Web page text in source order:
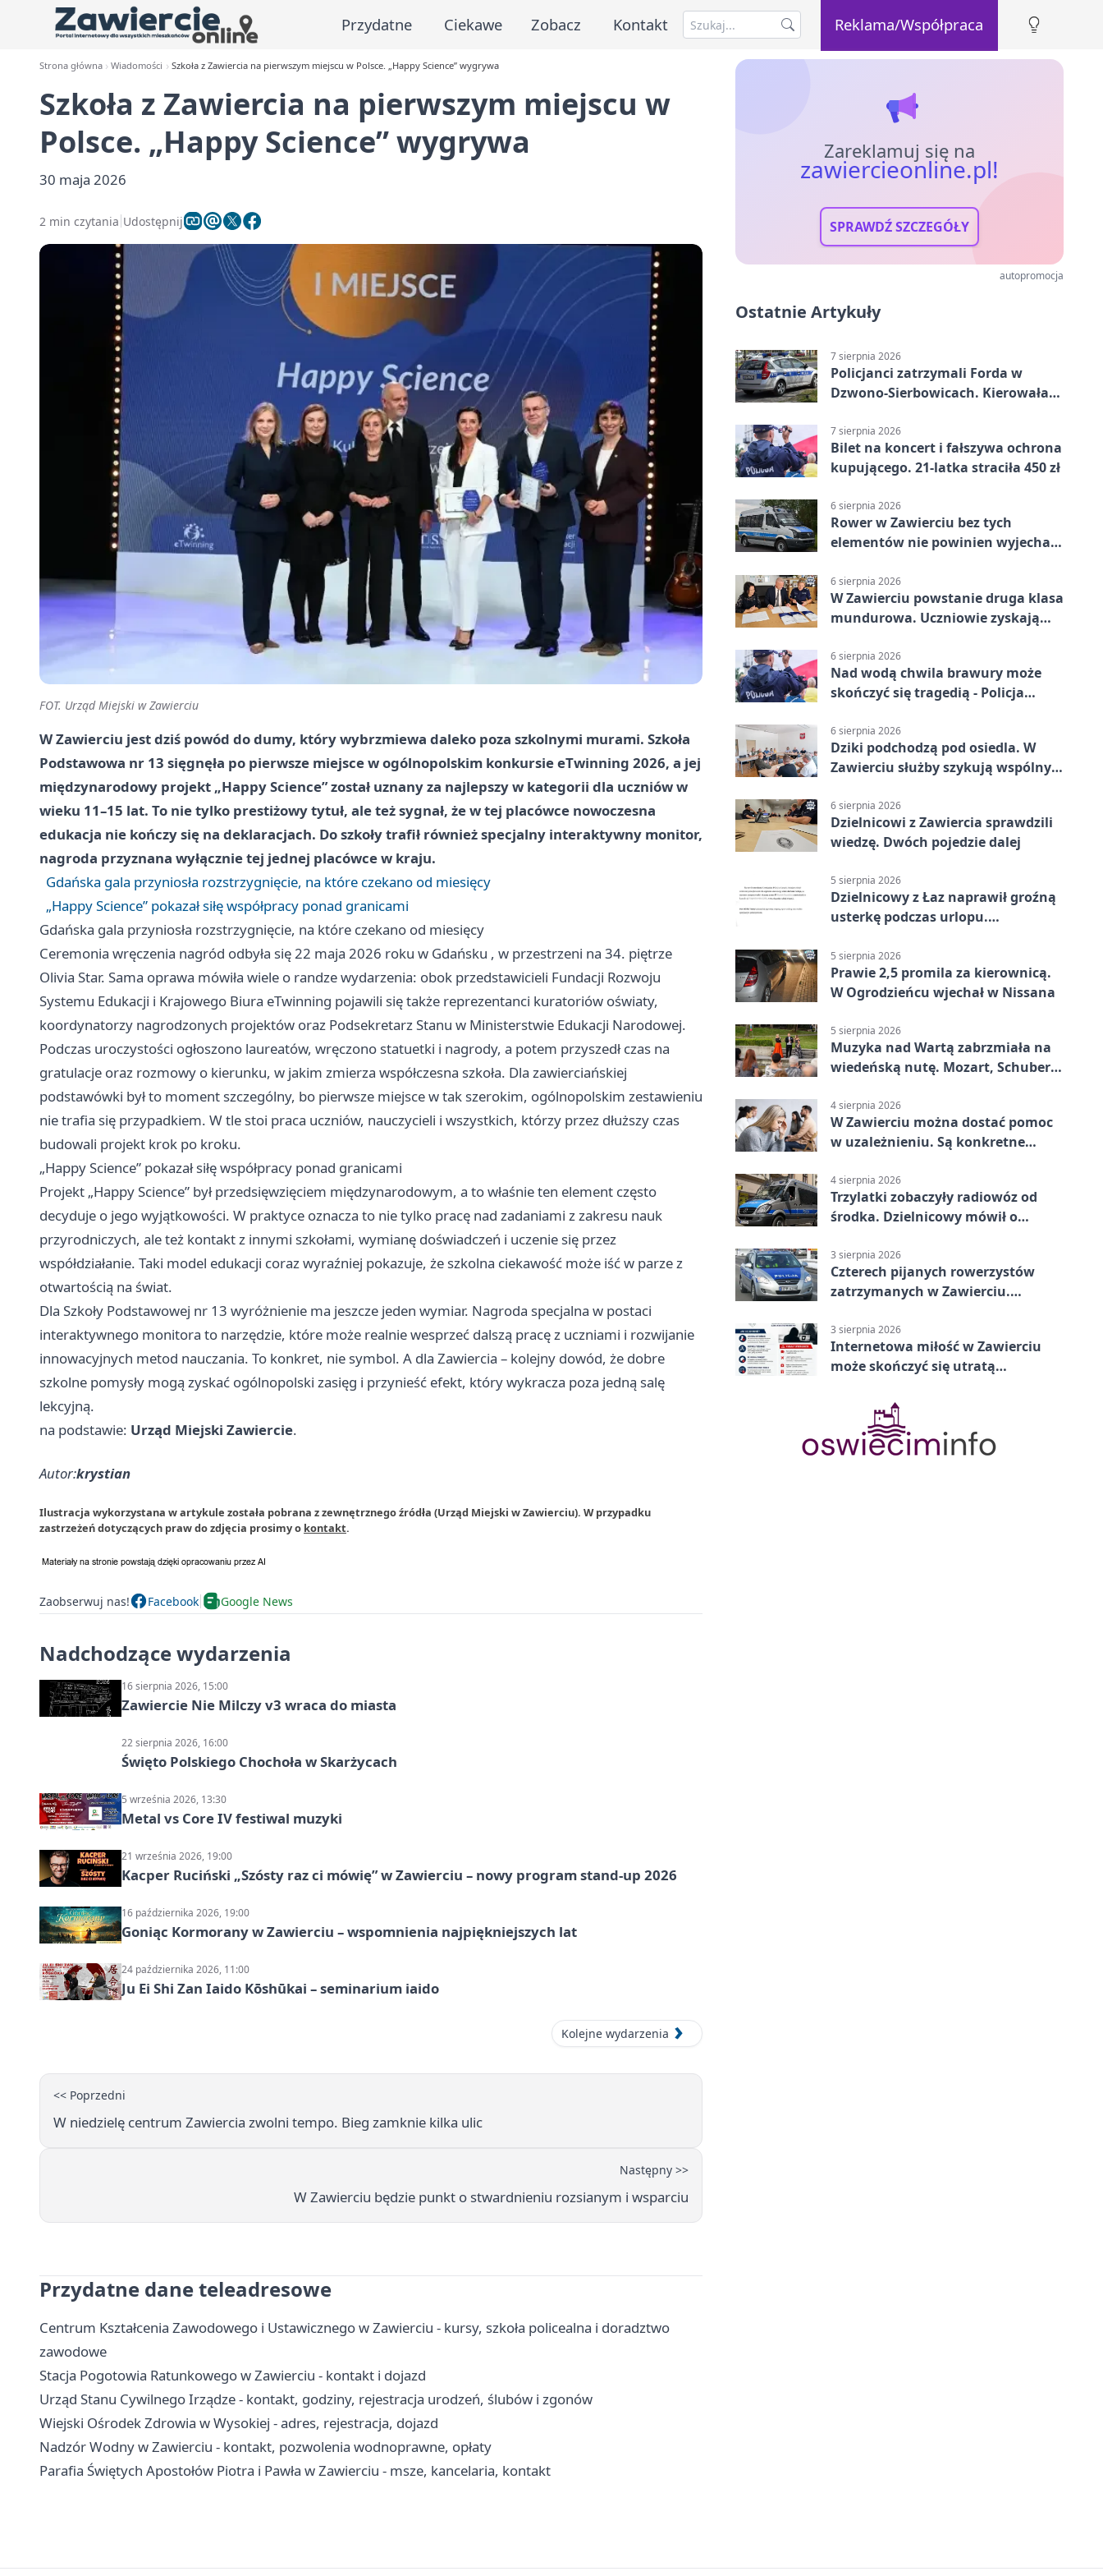
Przydatne Ciekawe Zobacz Kontakt Reklama/Współpraca
Strona główna Wiadomości Szkoła z Zawiercia na pierwszym miejscu w Polsce. „Happy Science” wygrywa
Szkoła z Zawiercia na pierwszym miejscu w
Polsce. „Happy Science” wygrywa
30 maja 2026
2 min czytania Udostępnij
FOT. Urząd Miejski w Zawierciu
W Zawierciu jest dziś powód do dumy, który wybrzmiewa daleko poza szkolnymi murami. Szkoła
Podstawowa nr 13 sięgnęła po pierwsze miejsce w ogólnopolskim konkursie eTwinning 2026, a jej
międzynarodowy projekt „Happy Science” został uznany za najlepszy w kategorii dla uczniów w
wieku 11–15 lat. To nie tylko prestiżowy tytuł, ale też sygnał, że w tej placówce nowoczesna
edukacja nie kończy się na deklaracjach. Do szkoły trafił również specjalny interaktywny monitor,
nagroda przyznana wyłącznie tej jednej placówce w kraju.
Gdańska gala przyniosła rozstrzygnięcie, na które czekano od miesięcy
„Happy Science” pokazał siłę współpracy ponad granicami
Gdańska gala przyniosła rozstrzygnięcie, na które czekano od miesięcy
Ceremonia wręczenia nagród odbyła się 22 maja 2026 roku w Gdańsku , w przestrzeni na 34. piętrze
Olivia Star. Sama oprawa mówiła wiele o randze wydarzenia: obok przedstawicieli Fundacji Rozwoju
Systemu Edukacji i Krajowego Biura eTwinning pojawili się także reprezentanci kuratoriów oświaty,
koordynatorzy nagrodzonych projektów oraz Podsekretarz Stanu w Ministerstwie Edukacji Narodowej.
Podczas uroczystości ogłoszono laureatów, wręczono statuetki i nagrody, a potem przyszedł czas na
gratulacje oraz rozmowy o kierunku, w jakim zmierza współczesna szkoła. Dla zawierciańskiej
podstawówki był to moment szczególny, bo pierwsze miejsce w tak szerokim, ogólnopolskim zestawieniu
nie trafia się przypadkiem. W tle stoi praca uczniów, nauczycieli i wszystkich, którzy przez dłuższy czas
budowali projekt krok po kroku.
„Happy Science” pokazał siłę współpracy ponad granicami
Projekt „Happy Science” był przedsięwzięciem międzynarodowym, a to właśnie ten element często
decyduje o jego wyjątkowości. W praktyce oznacza to nie tylko pracę nad zadaniami z zakresu nauk
przyrodniczych, ale też kontakt z innymi szkołami, wymianę doświadczeń i uczenie się przez
współdziałanie. Taki model edukacji coraz wyraźniej pokazuje, że szkolna ciekawość może iść w parze z
otwartością na świat.
Dla Szkoły Podstawowej nr 13 wyróżnienie ma jeszcze jeden wymiar. Nagroda specjalna w postaci
interaktywnego monitora to narzędzie, które może realnie wesprzeć dalszą pracę z uczniami i rozwijanie
innowacyjnych metod nauczania. To konkret, nie symbol. A dla Zawiercia – kolejny dowód, że dobre
szkolne pomysły mogą zyskać ogólnopolski zasięg i przynieść efekt, który wykracza poza jedną salę
lekcyjną.
na podstawie: Urząd Miejski Zawiercie.
Autor:krystian
Ilustracja wykorzystana w artykule została pobrana z zewnętrznego źródła (Urząd Miejski w Zawierciu). W przypadku
zastrzeżeń dotyczących praw do zdjęcia prosimy o kontakt.
Zaobserwuj nas! Facebook Google News
Nadchodzące wydarzenia
16 sierpnia 2026, 15:00
Zawiercie Nie Milczy v3 wraca do miasta
22 sierpnia 2026, 16:00
Święto Polskiego Chochoła w Skarżycach
5 września 2026, 13:30
Metal vs Core IV festiwal muzyki
21 września 2026, 19:00
Kacper Ruciński „Szósty raz ci mówię” w Zawierciu – nowy program stand-up 2026
16 października 2026, 19:00
Goniąc Kormorany w Zawierciu – wspomnienia najpiękniejszych lat
24 października 2026, 11:00
Ju Ei Shi Zan Iaido Kōshūkai – seminarium iaido
Kolejne wydarzenia
<< Poprzedni
W niedzielę centrum Zawiercia zwolni tempo. Bieg zamknie kilka ulic
Następny >>
W Zawierciu będzie punkt o stwardnieniu rozsianym i wsparciu
Przydatne dane teleadresowe
Centrum Kształcenia Zawodowego i Ustawicznego w Zawierciu - kursy, szkoła policealna i doradztwo
zawodowe
Stacja Pogotowia Ratunkowego w Zawierciu - kontakt i dojazd
Urząd Stanu Cywilnego Irządze - kontakt, godziny, rejestracja urodzeń, ślubów i zgonów
Wiejski Ośrodek Zdrowia w Wysokiej - adres, rejestracja, dojazd
Nadzór Wodny w Zawierciu - kontakt, pozwolenia wodnoprawne, opłaty
Parafia Świętych Apostołów Piotra i Pawła w Zawierciu - msze, kancelaria, kontakt
Zareklamuj się na
zawiercieonline.pl!
SPRAWDŹ SZCZEGÓŁY
autopromocja
Ostatnie Artykuły
7 sierpnia 2026
Policjanci zatrzymali Forda w
Dzwono-Sierbowicach. Kierowała
7 sierpnia 2026
Bilet na koncert i fałszywa ochrona
kupującego. 21-latka straciła 450 zł
6 sierpnia 2026
Rower w Zawierciu bez tych
elementów nie powinien wyjechać
6 sierpnia 2026
W Zawierciu powstanie druga klasa
mundurowa. Uczniowie zyskają
6 sierpnia 2026
Nad wodą chwila brawury może
skończyć się tragedią - Policja
6 sierpnia 2026
Dziki podchodzą pod osiedla. W
Zawierciu służby szykują wspólny
6 sierpnia 2026
Dzielnicowi z Zawiercia sprawdzili
wiedzę. Dwóch pojedzie dalej
5 sierpnia 2026
Dzielnicowy z Łaz naprawił groźną
usterkę podczas urlopu.
5 sierpnia 2026
Prawie 2,5 promila za kierownicą.
W Ogrodzieńcu wjechał w Nissana
5 sierpnia 2026
Muzyka nad Wartą zabrzmiała na
wiedeńską nutę. Mozart, Schubert i
4 sierpnia 2026
W Zawierciu można dostać pomoc
w uzależnieniu. Są konkretne
4 sierpnia 2026
Trzylatki zobaczyły radiowóz od
środka. Dzielnicowy mówił o
3 sierpnia 2026
Czterech pijanych rowerzystów
zatrzymanych w Zawierciu.
promila
3 sierpnia 2026
Internetowa miłość w Zawierciu
może skończyć się utratą